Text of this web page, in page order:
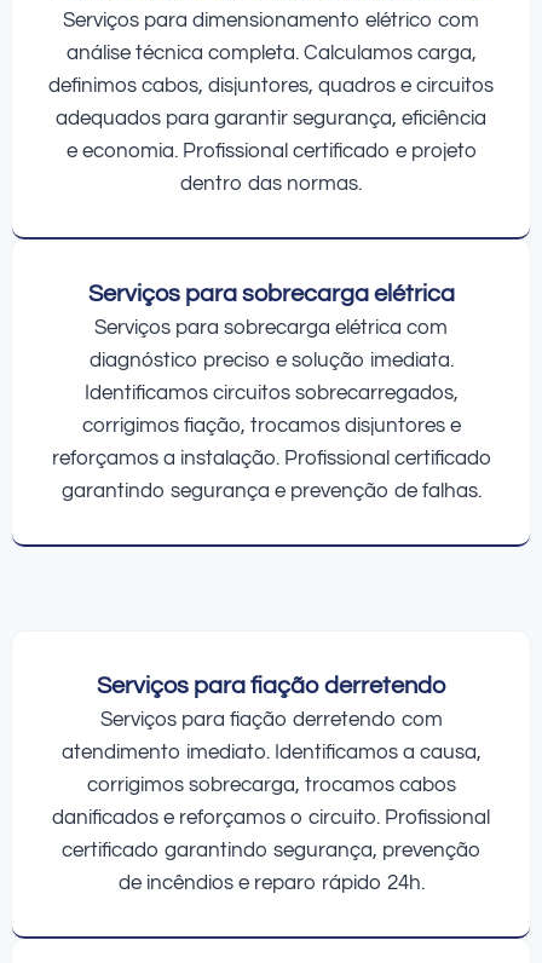
Serviços para dimensionamento elétrico com
análise técnica completa. Calculamos carga,
definimos cabos, disjuntores, quadros e circuitos
adequados para garantir segurança, eficiência
e economia. Profissional certificado e projeto
dentro das normas.
Serviços para sobrecarga elétrica
Serviços para sobrecarga elétrica com
diagnóstico preciso e solução imediata.
Identificamos circuitos sobrecarregados,
corrigimos fiação, trocamos disjuntores e
reforçamos a instalação. Profissional certificado
garantindo segurança e prevenção de falhas.
Serviços para fiação derretendo
Serviços para fiação derretendo com
atendimento imediato. Identificamos a causa,
corrigimos sobrecarga, trocamos cabos
danificados e reforçamos o circuito. Profissional
certificado garantindo segurança, prevenção
de incêndios e reparo rápido 24h.